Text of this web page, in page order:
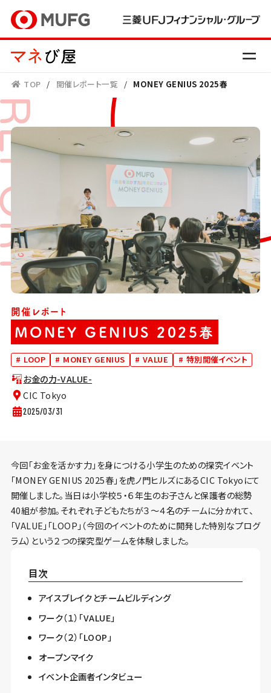
TOP / 開催レポート一覧 / MONEY GENIUS 2025春
開催レポート
MONEY GENIUS 2025春
# LOOP # MONEY GENIUS # VALUE # 特別開催イベント
お金の力-VALUE-
CIC Tokyo
2025/03/31
今回「お金を活かす力」を身につける小学生のための探究イベント
「MONEY GENIUS 2025春」を虎ノ門ヒルズにあるCIC Tokyoにて
開催しました。当日は小学校５・６年生のお子さんと保護者の総勢
40組が参加。それぞれ子どもたちが３～４名のチームに分かれて、
「VALUE」「LOOP」（今回のイベントのために開発した特別なプログ
ラム）という２つの探究型ゲームを体験しました。
目次
アイスブレイクとチームビルディング
ワーク（１）「VALUE」
ワーク（２）「LOOP」
オープンマイク
イベント企画者インタビュー